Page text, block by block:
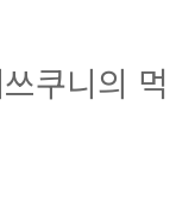
쿠니의